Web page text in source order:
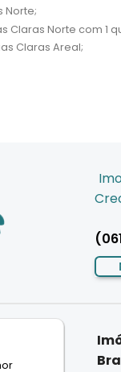
Norte;
Claras Norte com 1
Claras Areal;